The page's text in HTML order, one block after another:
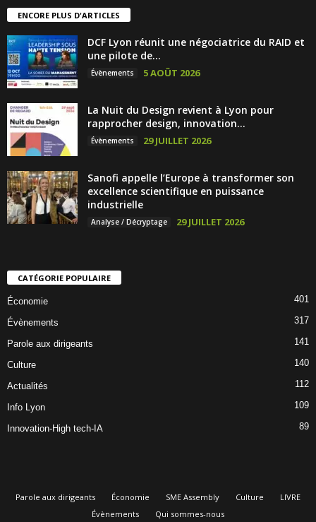
ENCORE PLUS D'ARTICLES
DCF Lyon réunit une négociatrice du RAID et
une pilote de...
Évènements 5 AOÛT 2026
La Nuit du Design revient à Lyon pour
rapprocher design, innovation...
Évènements 29 JUILLET 2026
Sanofi appelle l’Europe à transformer son
excellence scientifique en puissance
industrielle
Analyse / Décryptage 29 JUILLET 2026
CATÉGORIE POPULAIRE
Économie 401
Évènements 317
Parole aux dirigeants 141
Culture 140
Actualités 112
Info Lyon 109
Innovation-High tech-IA 89
Parole aux dirigeants Économie SME Assembly Culture
LIVRE
Évènements
Qui sommes-nous